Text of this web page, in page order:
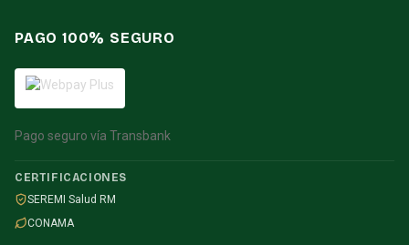
PAGO 100% SEGURO
Pago seguro vía Transbank
CERTIFICACIONES
SEREMI Salud RM
CONAMA